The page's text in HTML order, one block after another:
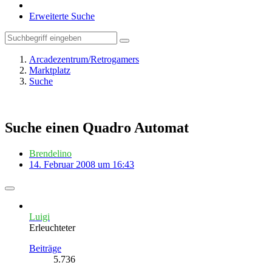
Erweiterte Suche
Arcadezentrum/Retrogamers
Marktplatz
Suche
Suche einen Quadro Automat
Brendelino
14. Februar 2008 um 16:43
Luigi
Erleuchteter
Beiträge
5.736